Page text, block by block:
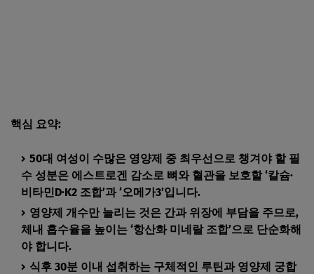
핵심 요약:
50대 여성이 수많은 영양제 중 최우선으로 챙겨야 할 필
수 성분은 에스트로겐 감소로 뼈와 혈관을 보호할 ‘칼슘·
비타민D·K2 조합’과 ‘오메가3’입니다.
영양제 개수만 늘리는 것은 간과 위장에 부담을 주므로,
체내 흡수율을 높이는 ‘항산화 미네랄 조합’으로 단순화해
야 합니다.
식후 30분 이내 섭취하는 구체적인 루틴과 영양제 궁합